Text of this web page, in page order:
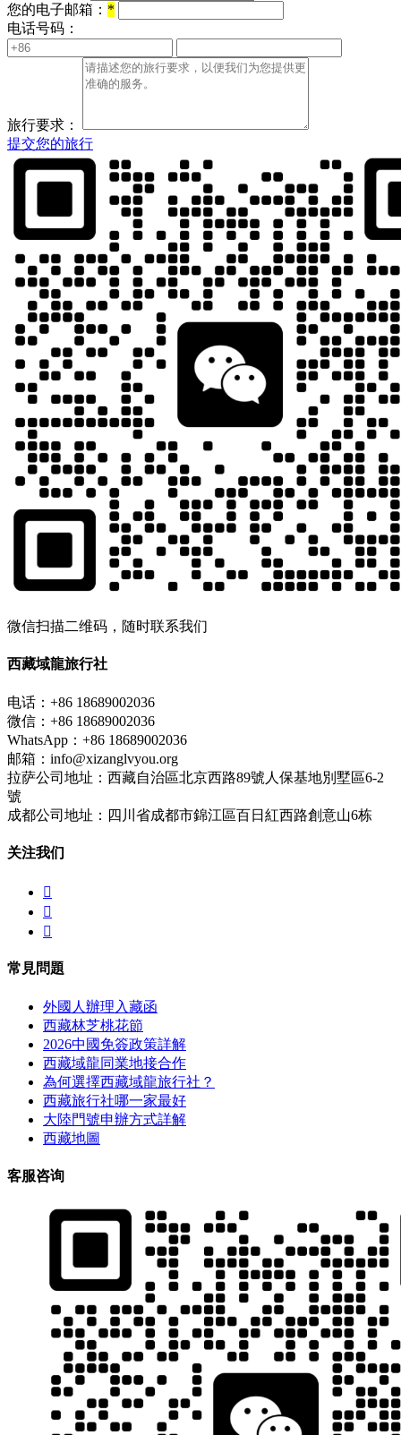
您的电子邮箱： *
电话号码：
旅行要求：
提交您的旅行
微信扫描二维码，随时联系我们
西藏域龍旅行社
电话：+86 18689002036
微信：+86 18689002036
WhatsApp：+86 18689002036
邮箱：info@xizanglvyou.org
拉萨公司地址：西藏自治區北京西路89號人保基地別墅區6-2
號
成都公司地址：四川省成都市錦江區百日紅西路創意山6栋
关注我们



常見問題
外國人辦理入藏函
西藏林芝桃花節
2026中國免簽政策詳解
西藏域龍同業地接合作
為何選擇西藏域龍旅行社？
西藏旅行社哪一家最好
大陸門號申辦方式詳解
西藏地圖
客服咨询